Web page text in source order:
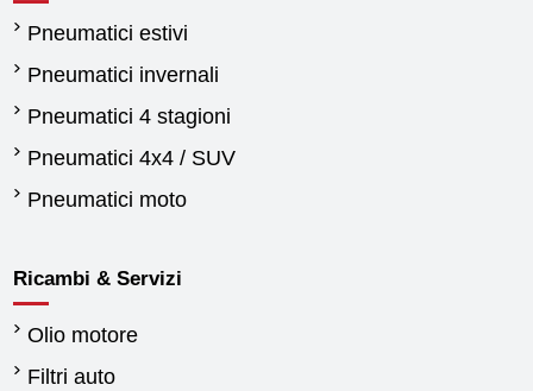
Pneumatici estivi
Pneumatici invernali
Pneumatici 4 stagioni
Pneumatici 4x4 / SUV
Pneumatici moto
Ricambi & Servizi
Olio motore
Filtri auto